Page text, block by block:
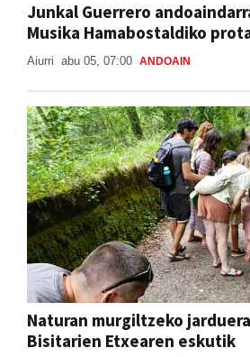
Junkal Guerrero
Musika Hamabostaldiko
Aiurri abu 05, 07:00 ANDOAIN
Naturan murgiltzeko
Bisitarien Etxearen eskutik